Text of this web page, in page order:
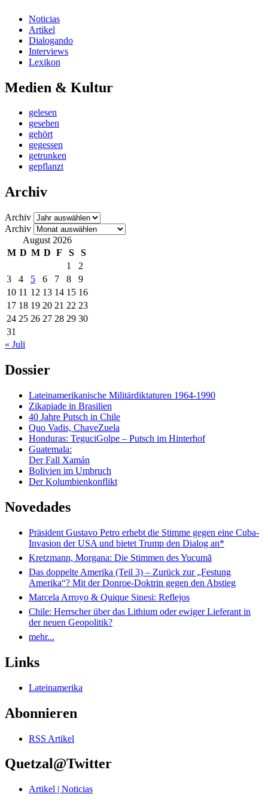
Noticias
Artikel
Dialogando
Interviews
Lexikon
Medien & Kultur
gelesen
gesehen
gehört
gegessen
getrunken
gepflanzt
Archiv
Archiv
Archiv
August 2026
M D M D F S
S
1
2
3
4 5 6 7 8
9
10 11 12 13 14 15 16
17 18 19 20 21 22 23
24 25 26 27 28 29 30
31
« Juli
Dossier
Lateinamerikanische Militärdiktaturen 1964-1990
Zikapiade in Brasilien
40 Jahre Putsch in Chile
Quo Vadis, ChaveZuela
Honduras: TeguciGolpe – Putsch im Hinterhof
Guatemala:
Der Fall Xamán
Bolivien im Umbruch
Der Kolumbienkonflikt
Novedades
Präsident Gustavo Petro erhebt die Stimme gegen eine Cuba-
Invasion der USA und bietet Trump den Dialog an*
Kretzmann, Morgana: Die Stimmen des Yucumã
Das doppelte Amerika (Teil 3) – Zurück zur „Festung
Amerika“? Mit der Donroe-Doktrin gegen den Abstieg
Marcela Arroyo & Quique Sinesi: Reflejos
Chile: Herrscher über das Lithium oder ewiger Lieferant in
der neuen Geopolitik?
mehr...
Links
Lateinamerika
Abonnieren
RSS Artikel
Quetzal@Twitter
Artikel | Noticias